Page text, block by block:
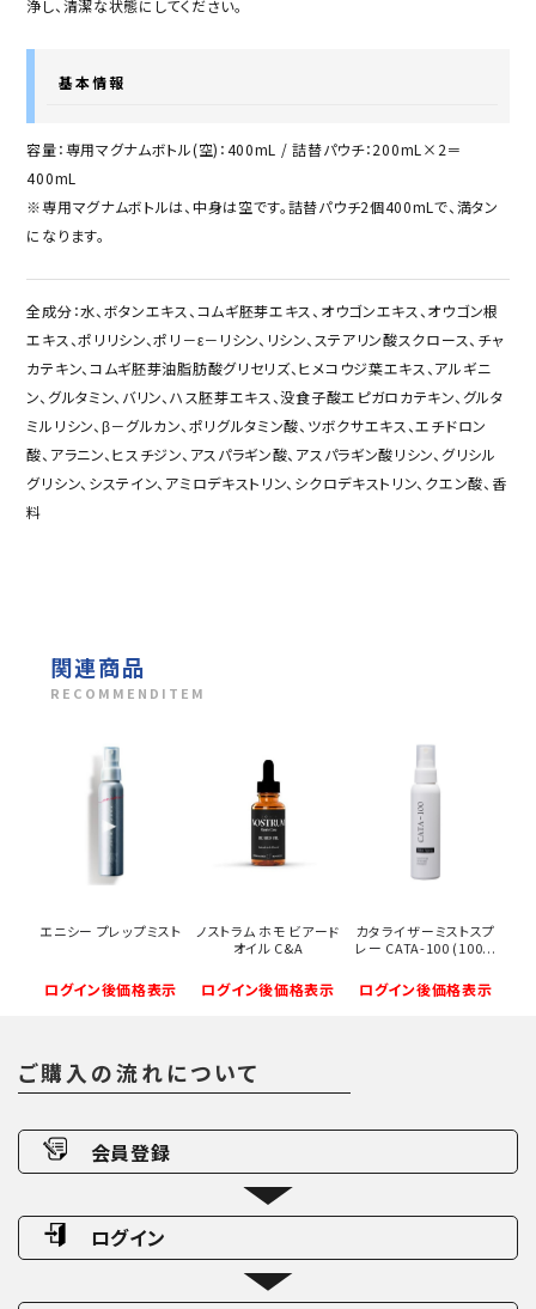
浄し、清潔な状態にしてください。
基本情報
容量：専用マグナムボトル(空)：400mL / 詰替パウチ：200mL×2＝
400mL
※専用マグナムボトルは、中身は空です。詰替パウチ2個400mLで、満タン
になります。
全成分：水、ボタンエキス、コムギ胚芽エキス、オウゴンエキス、オウゴン根
エキス、ポリリシン、ポリ－ε－リシン、リシン、ステアリン酸スクロース、チャ
カテキン、コムギ胚芽油脂肪酸グリセリズ、ヒメコウジ葉エキス、アルギニ
ン、グルタミン、バリン、ハス胚芽エキス、没食子酸エピガロカテキン、グルタ
ミルリシン、β－グルカン、ポリグルタミン酸、ツボクサエキス、エチドロン
酸、アラニン、ヒスチジン、アスパラギン酸、アスパラギン酸リシン、グリシル
グリシン、システイン、アミロデキストリン、シクロデキストリン、クエン酸、香
料
関連商品
RECOMMENDITEM
エニシー プレップミスト
ログイン後価格表示
ノストラム ホモ ビアード
オイル C&A
ログイン後価格表示
カタライザーミストスプ
レー CATA-100 (100...
ログイン後価格表示
ご購入の流れについて
会員登録
ログイン